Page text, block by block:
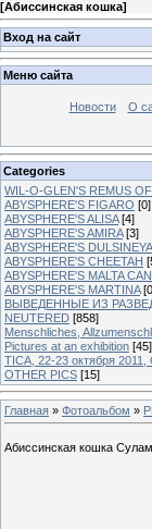
[Абиссинская кошка]
Вход на сайт
Меню сайта
Новости О
Categories
WIL-O-GLEN'S REMUS
ABYSPHERE'S FIGARO [0]
ABYSPHERE'S ALISA [4]
ABYSPHERE'S AMIRA [3]
ABYSPHERE'S DULSINEYA
ABYSPHERE'S CHEETAH
ABYSPHERE'S MALTA
ABYSPHERE'S MARTINA
ВЫВЕДЕННЫЕ ИЗ
NEUTERED [858]
Menschliches,
Pictures at an exhibition [45]
TICA, 22-23 октября 2011,
OTHER PICS [15]
Главная » Фотоальбом »
Абиссинская кошка